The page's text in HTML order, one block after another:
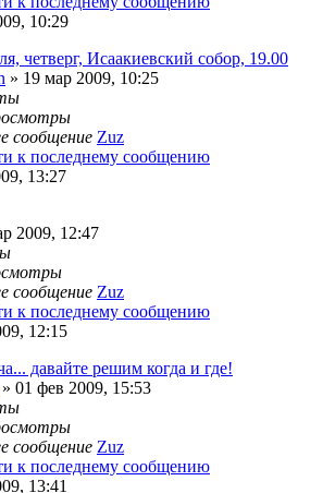
10:29
четверг, Исаакиевский собор, 19.00
» 19 мар 2009, 10:25
сообщение Zuz
13:27
2009, 12:47
сообщение Zuz
12:15
давайте решим когда и где!
» 01 фев 2009, 15:53
сообщение Zuz
13:41